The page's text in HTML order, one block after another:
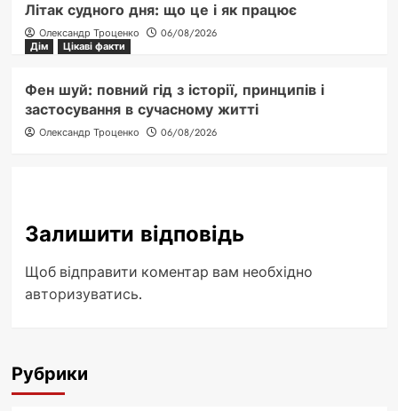
Літак судного дня: що це і як працює
Олександр Троценко
06/08/2026
Дім
Цікаві факти
Фен шуй: повний гід з історії, принципів і
застосування в сучасному житті
Олександр Троценко 06/08/2026
Залишити відповідь
Щоб відправити коментар вам необхідно
авторизуватись.
Рубрики